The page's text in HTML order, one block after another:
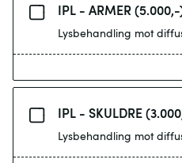
IPL - ARMER
Lysbehandling mot
IPL - SKULDRE
Lysbehandling mot